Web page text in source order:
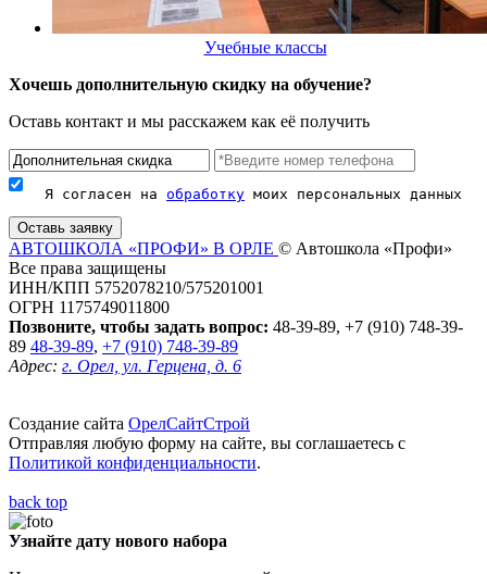
Учебные классы
Хочешь дополнительную скидку на обучение?
Оставь контакт и мы расскажем как её получить
Я согласен на обработку моих персональных данных
АВТОШКОЛА «ПРОФИ» В ОРЛЕ © Автошкола «Профи»
Все права защищены
ИНН/КПП 5752078210/575201001
ОГРН 1175749011800
Позвоните, чтобы задать вопрос: 48-39-89, +7 (910) 748-39-
89 48-39-89, +7 (910) 748-39-89
Адрес: г. Орел, ул. Герцена, д. 6
Создание сайта ОрелСайтСтрой
Отправляя любую форму на сайте, вы соглашаетесь с
Политикой конфиденциальности.
back top
Узнайте дату нового набора